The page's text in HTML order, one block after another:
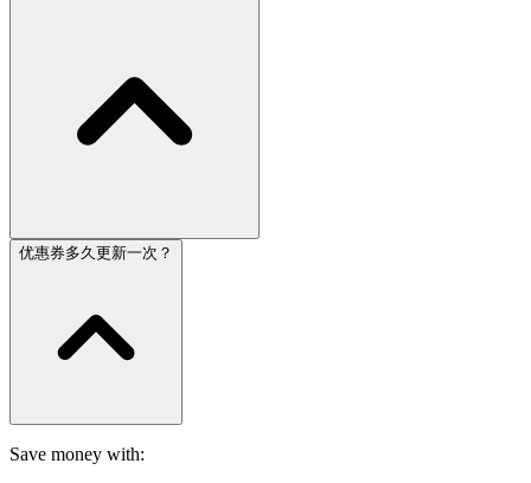
优惠券多久更新一次？
Save money with: